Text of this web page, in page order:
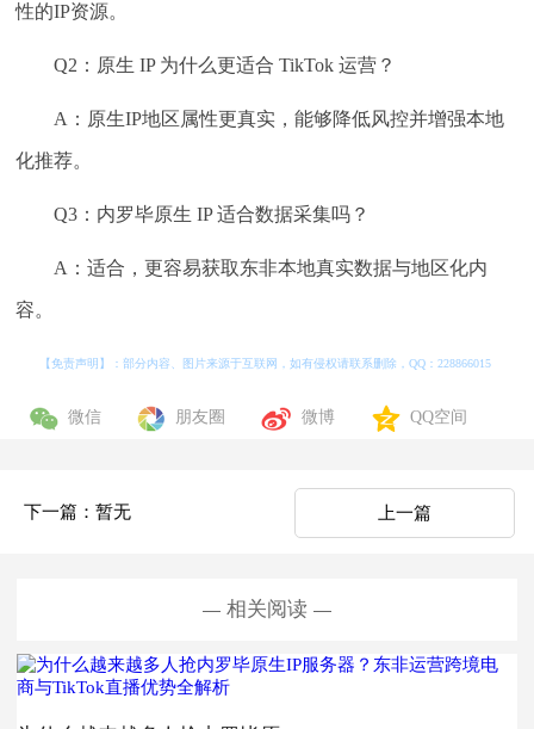
性的IP资源。
Q2：原生 IP 为什么更适合 TikTok 运营？
A：原生IP地区属性更真实，能够降低风控并增强本地
化推荐。
Q3：内罗毕原生 IP 适合数据采集吗？
A：适合，更容易获取东非本地真实数据与地区化内
容。
【免责声明】：部分内容、图片来源于互联网，如有侵权请联系删除，QQ：228866015
微信 朋友圈 微博 QQ空间
下一篇：暂无 上一篇
相关阅读